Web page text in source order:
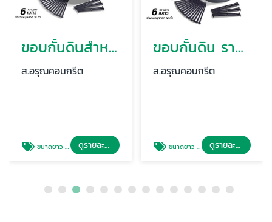
ขอบกั้นดินสำหรับจัดสวน ยาว 6 เมตร สูง 5 ซม
ส.อรุณคอนกรีต
ขนาดยาว 6m สูง 5cm ดูรายละเอียด
ขอบกั้นดิน ราคาขายส่ง ยาว6เมตร-สูง11.5ซม
ส.อรุณคอนกรีต
ขนาดยาว 6m สูง 11.5cm ดูรายละเอียด